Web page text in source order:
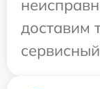
доставим